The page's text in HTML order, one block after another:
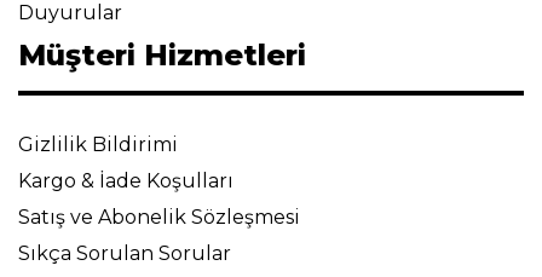
Duyurular
Müşteri Hizmetleri
Gizlilik Bildirimi
Kargo & İade Koşulları
Satış ve Abonelik Sözleşmesi
Sıkça Sorulan Sorular